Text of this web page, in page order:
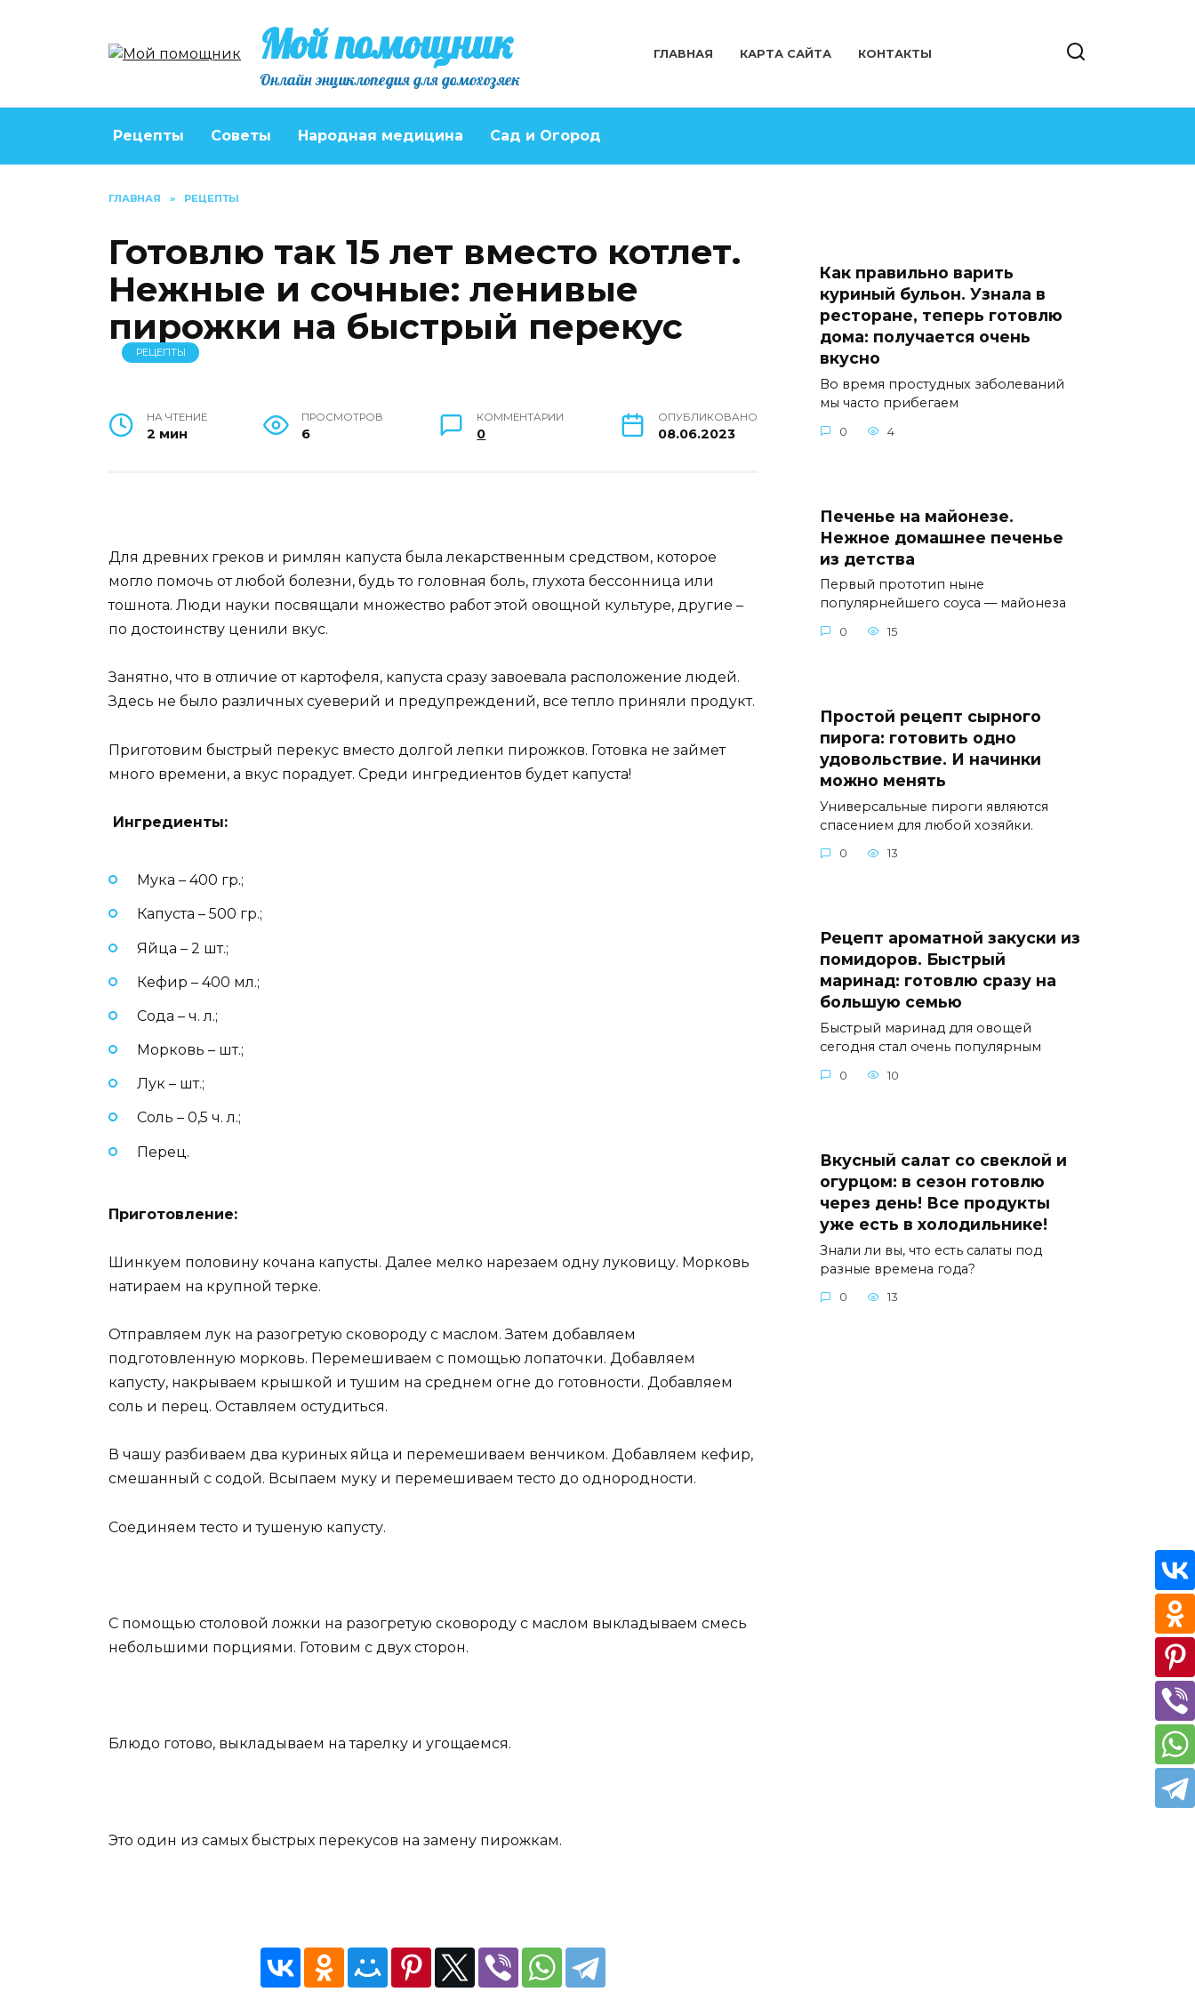
Мой помощник
Онлайн энциклопедия для домохозяек
ГЛАВНАЯ КАРТА САЙТА КОНТАКТЫ
Рецепты Советы Народная медицина Сад и Огород
ГЛАВНАЯ » РЕЦЕПТЫ
Готовлю так 15 лет вместо котлет.
Нежные и сочные: ленивые
пирожки на быстрый перекус
РЕЦЕПТЫ
НА ЧТЕНИЕ
2 мин
ПРОСМОТРОВ
6
КОММЕНТАРИИ
0
ОПУБЛИКОВАНО
08.06.2023
Для древних греков и римлян капуста была лекарственным средством, которое
могло помочь от любой болезни, будь то головная боль, глухота бессонница или
тошнота. Люди науки посвящали множество работ этой овощной культуре, другие –
по достоинству ценили вкус.
Занятно, что в отличие от картофеля, капуста сразу завоевала расположение людей.
Здесь не было различных суеверий и предупреждений, все тепло приняли продукт.
Приготовим быстрый перекус вместо долгой лепки пирожков. Готовка не займет
много времени, а вкус порадует. Среди ингредиентов будет капуста!
Ингредиенты:
Мука – 400 гр.;
Капуста – 500 гр.;
Яйца – 2 шт.;
Кефир – 400 мл.;
Сода – ч. л.;
Морковь – шт.;
Лук – шт.;
Соль – 0,5 ч. л.;
Перец.
Приготовление:
Шинкуем половину кочана капусты. Далее мелко нарезаем одну луковицу. Морковь
натираем на крупной терке.
Отправляем лук на разогретую сковороду с маслом. Затем добавляем
подготовленную морковь. Перемешиваем с помощью лопаточки. Добавляем
капусту, накрываем крышкой и тушим на среднем огне до готовности. Добавляем
соль и перец. Оставляем остудиться.
В чашу разбиваем два куриных яйца и перемешиваем венчиком. Добавляем кефир,
смешанный с содой. Всыпаем муку и перемешиваем тесто до однородности.
Соединяем тесто и тушеную капусту.
С помощью столовой ложки на разогретую сковороду с маслом выкладываем смесь
небольшими порциями. Готовим с двух сторон.
Блюдо готово, выкладываем на тарелку и угощаемся.
Это один из самых быстрых перекусов на замену пирожкам.
Как правильно варить
куриный бульон. Узнала в
ресторане, теперь готовлю
дома: получается очень
вкусно
Во время простудных заболеваний
мы часто прибегаем
0 4
Печенье на майонезе.
Нежное домашнее печенье
из детства
Первый прототип ныне
популярнейшего соуса — майонеза
0 15
Простой рецепт сырного
пирога: готовить одно
удовольствие. И начинки
можно менять
Универсальные пироги являются
спасением для любой хозяйки.
0 13
Рецепт ароматной закуски из
помидоров. Быстрый
маринад: готовлю сразу на
большую семью
Быстрый маринад для овощей
сегодня стал очень популярным
0 10
Вкусный салат со свеклой и
огурцом: в сезон готовлю
через день! Все продукты
уже есть в холодильнике!
Знали ли вы, что есть салаты под
разные времена года?
0 13